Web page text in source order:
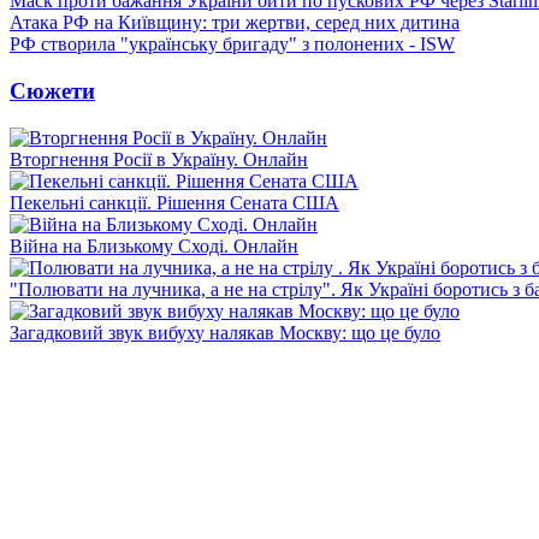
Атака РФ на Київщину: три жертви, серед них дитина
РФ створила "українську бригаду" з полонених - ISW
Сюжети
Вторгнення Росії в Україну. Онлайн
Пекельні санкції. Рішення Сената США
Війна на Близькому Сході. Онлайн
"Полювати на лучника, а не на стрілу". Як Україні боротись з
Загадковий звук вибуху налякав Москву: що це було